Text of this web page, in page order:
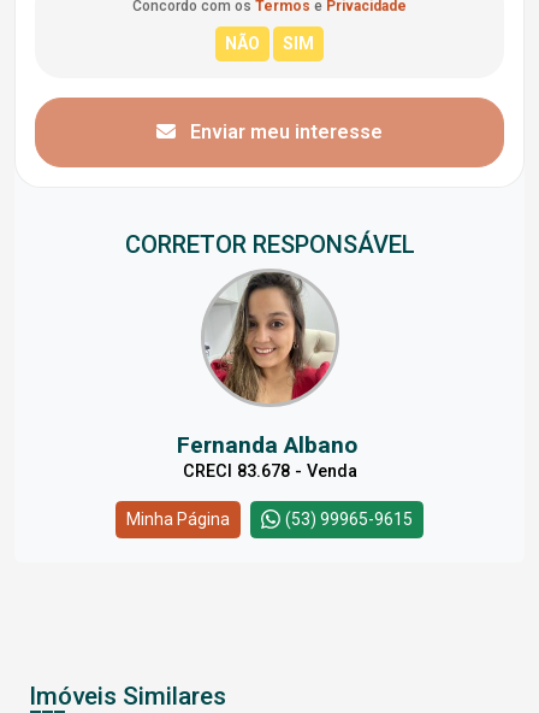
Concordo com os Termos e Privacidade
Enviar meu interesse
CORRETOR RESPONSÁVEL
Fernanda Albano
CRECI 83.678 - Venda
Minha Página (53) 99965-9615
Imóveis Similares